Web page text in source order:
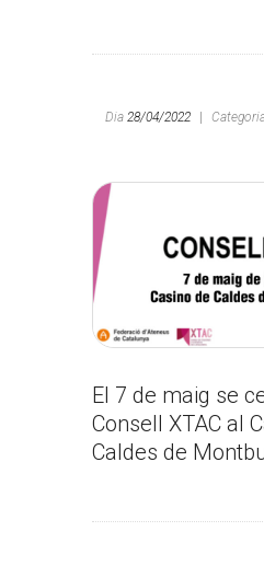
Dia 28/04/2022
El 7 de maig se
Consell XTAC al
Caldes de